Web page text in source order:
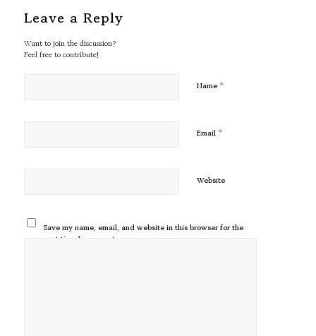
Leave a Reply
Want to join the discussion?
Feel free to contribute!
Name *
Email *
Website
Save my name, email, and website in this browser for the
next time I comment.